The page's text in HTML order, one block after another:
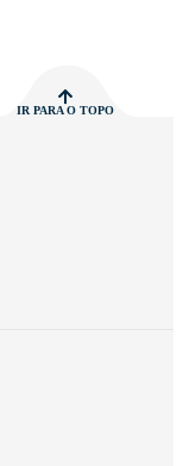
IR PARA O TOPO